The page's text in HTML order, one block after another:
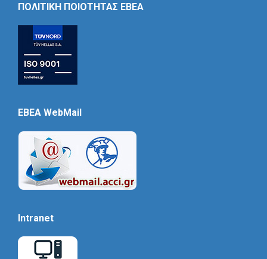
ΠΟΛΙΤΙΚΗ ΠΟΙΟΤΗΤΑΣ ΕΒΕΑ
EBEA WebMail
Intranet